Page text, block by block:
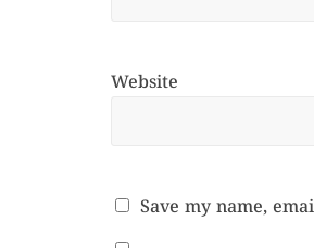
Website
Save my name,